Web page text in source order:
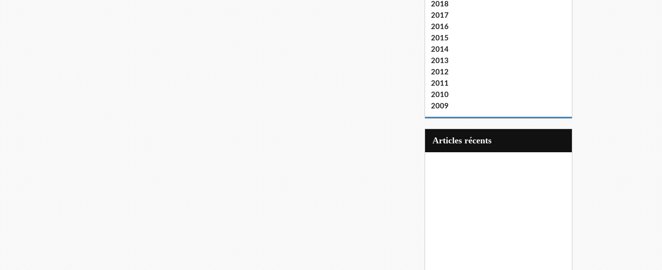
2018
2017
2016
2015
2014
2013
2012
2011
2010
2009
articles récents